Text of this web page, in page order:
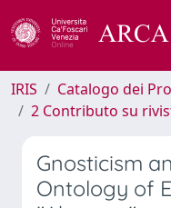
IRIS
Catalogo dei
2 Contributo su
Gnosticism
Ontology of